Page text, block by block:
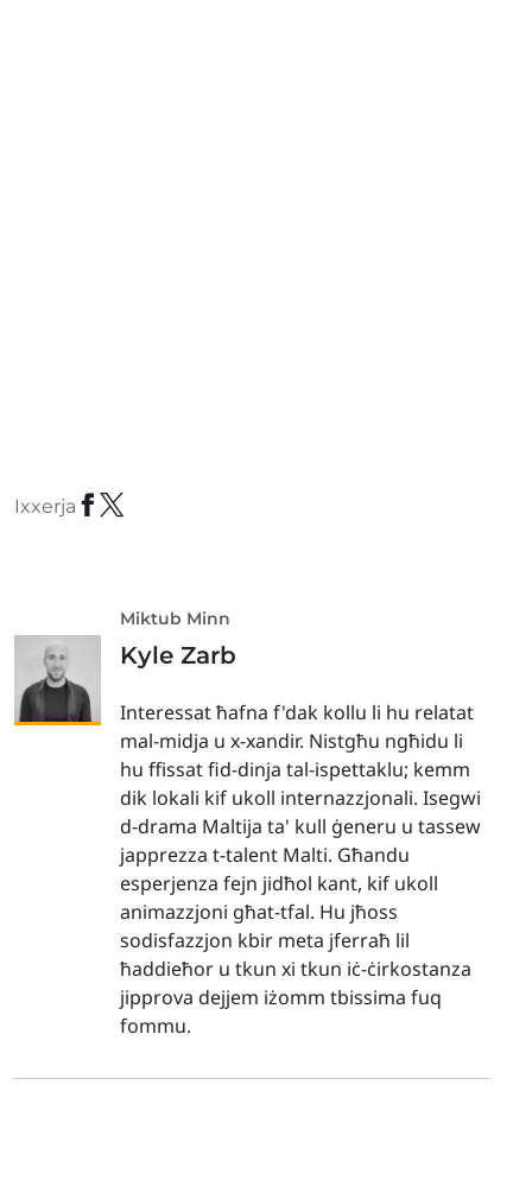
Ixxerja
Miktub Minn
Kyle Zarb
Interessat ħafna f'dak kollu li hu relatat
mal-midja u x-xandir. Nistgħu ngħidu li
hu ffissat fid-dinja tal-ispettaklu; kemm
dik lokali kif ukoll internazzjonali. Isegwi
d-drama Maltija ta' kull ġeneru u tassew
japprezza t-talent Malti. Għandu
esperjenza fejn jidħol kant, kif ukoll
animazzjoni għat-tfal. Hu jħoss
sodisfazzjon kbir meta jferraħ lil
ħaddieħor u tkun xi tkun iċ-ċirkostanza
jipprova dejjem iżomm tbissima fuq
fommu.